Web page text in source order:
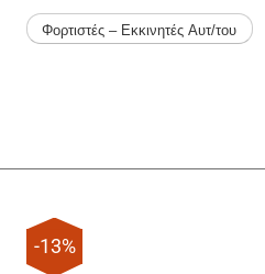
Φορτιστές – Εκκινητές Αυτ/του
-13%